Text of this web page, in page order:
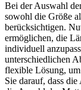
Bei der Auswahl
sowohl die Größe
berücksichtigen.
ermöglichen, die
individuell
unterschiedlichen
flexible Lösung,
Sie darauf, dass